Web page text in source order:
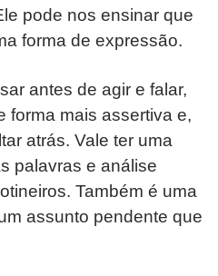
pode nos ensinar que
forma de expressão.
antes de agir e falar,
forma mais assertiva e,
atrás. Vale ter uma
palavras e análise
Também é uma
assunto pendente que